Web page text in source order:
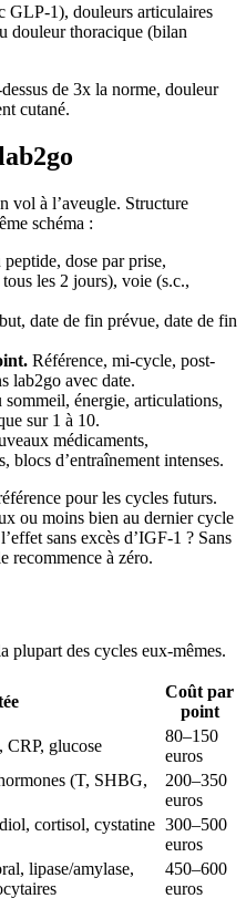
GLP-1), douleurs articulaires
douleur thoracique (bilan
de 3x la norme, douleur
cutané.
vol à l’aveugle. Structure
schéma :
dose par prise,
les 2 jours), voie (s.c.,
date de fin prévue, date de fin
Référence, mi-cycle, post-
lab2go avec date.
sommeil, énergie, articulations,
sur 1 à 10.
médicaments,
blocs d’entraînement intenses.
pour les cycles futurs.
ou moins bien au dernier cycle
sans excès d’IGF-1 ? Sans
recommence à zéro.
des cycles eux-mêmes.
Coût par
point
CRP, glucose
80–150
euros
(T, SHBG,
200–350
euros
cortisol, cystatine 300–500
euros
lipase/amylase,
450–600
euros